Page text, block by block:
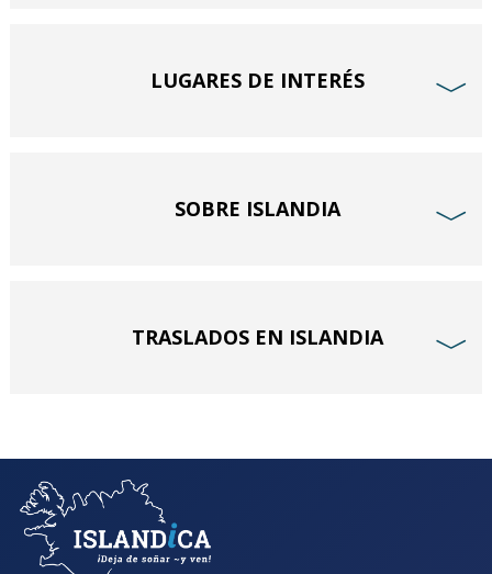
LUGARES DE INTERÉS ﹀
SOBRE ISLANDIA ﹀
TRASLADOS EN ISLANDIA ﹀